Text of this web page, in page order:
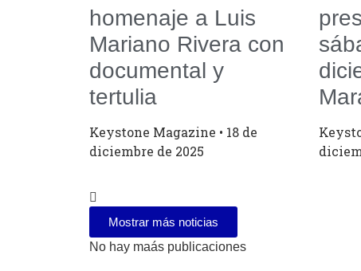
homenaje a Luis
Mariano Rivera con
documental y
tertulia
Keystone Magazine
18 de
diciembre de 2025
Mostrar más noticias
No hay maás publicaciones